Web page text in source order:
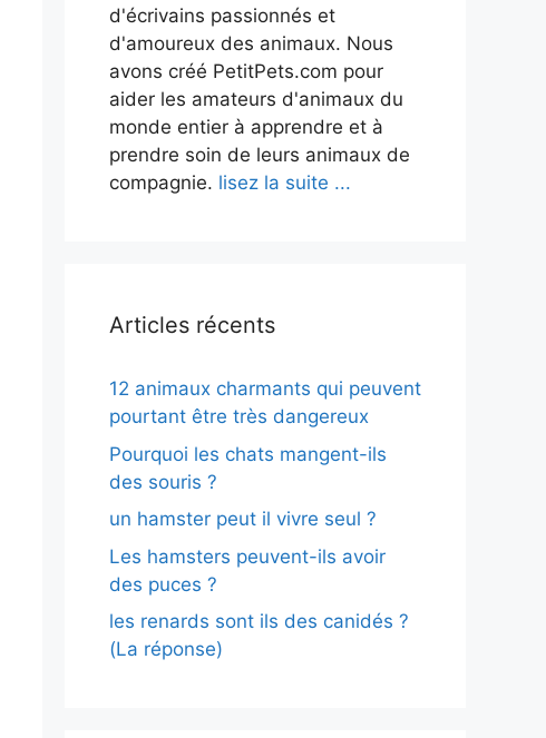
d'écrivains passionnés et
d'amoureux des animaux. Nous
avons créé PetitPets.com pour
aider les amateurs d'animaux du
monde entier à apprendre et à
prendre soin de leurs animaux de
compagnie. lisez la suite ...
Articles récents
12 animaux charmants qui peuvent
pourtant être très dangereux
Pourquoi les chats mangent-ils
des souris ?
un hamster peut il vivre seul ?
Les hamsters peuvent-ils avoir
des puces ?
les renards sont ils des canidés ?
(La réponse)